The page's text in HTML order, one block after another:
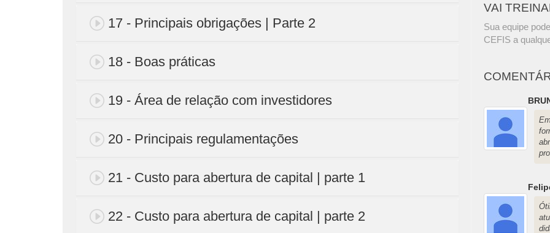
17 - Principais obrigações | Parte 2
18 - Boas práticas
19 - Área de relação com investidores
20 - Principais regulamentações
21 - Custo para abertura de capital | parte 1
22 - Custo para abertura de capital | parte 2
VAI
Sua equipe
CEFIS a